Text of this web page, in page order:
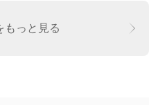
もっと見る